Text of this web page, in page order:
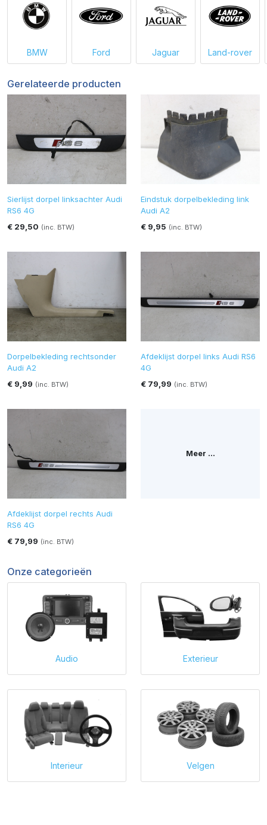
BMW Ford Jaguar Land-rover
Gerelateerde producten
Sierlijst dorpel linksachter Audi
RS6 4G
€ 29,50 (inc. BTW)
Eindstuk dorpelbekleding link
Audi A2
€ 9,95 (inc. BTW)
Dorpelbekleding rechtsonder
Audi A2
€ 9,99 (inc. BTW)
Afdeklijst dorpel links Audi RS6
4G
€ 79,99 (inc. BTW)
Afdeklijst dorpel rechts Audi
RS6 4G
€ 79,99 (inc. BTW)
Meer ...
Onze categorieën
Audio Exterieur
Interieur Velgen